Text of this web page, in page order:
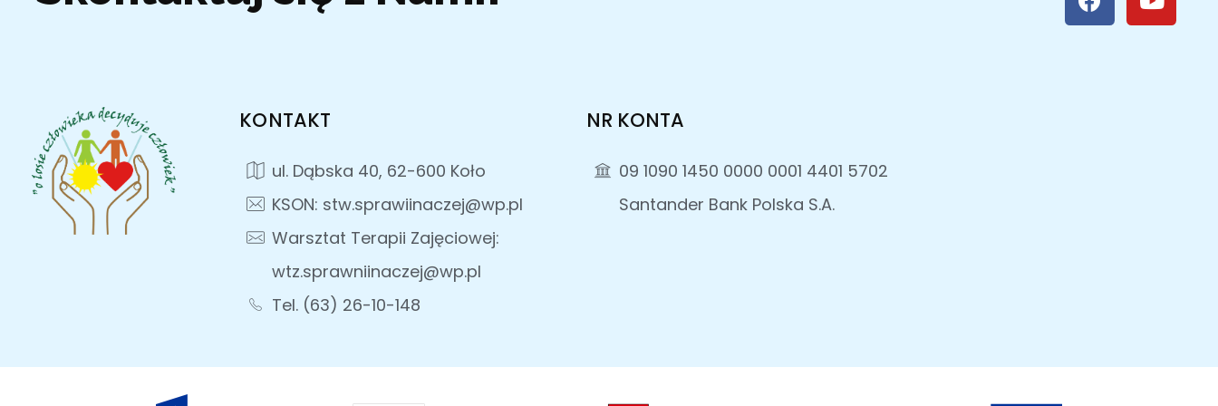
KONTAKT
ul. Dąbska 40, 62-600 Koło
KSON: stw.sprawiinaczej@wp.pl
Warsztat Terapii Zajęciowej:
wtz.sprawniinaczej@wp.pl
Tel. (63) 26-10-148
NR KONTA
09 1090 1450 0000 0001 4401 5702
Santander Bank Polska S.A.